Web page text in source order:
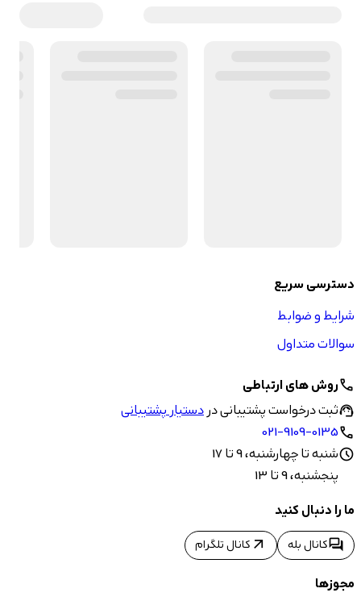
دسترسی سریع
شرایط و ضوابط
سوالات متداول
callروش های ارتباطی
support_agentثبت درخواست پشتیبانی دردستیار پشتیبانی
call
021-9109-0135
scheduleشنبه تا چهارشنبه، 9 تا 17
پنجشنبه، 9 تا 13
ما را دنبال کنید
forumکانال بله arrow_outward کانال تلگرام
مجوزها